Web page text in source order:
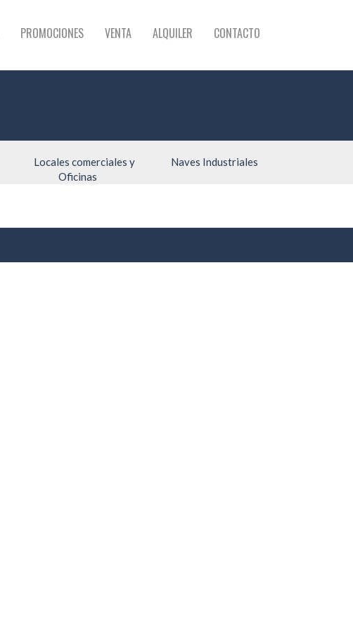
PROMOCIONES VENTA ALQUILER CONTACTO
Locales comerciales y
Oficinas
Naves Industriales